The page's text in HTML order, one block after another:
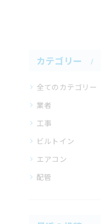
カテゴリー
全てのカテゴリー
業者
工事
ビルトイン
エアコン
配管